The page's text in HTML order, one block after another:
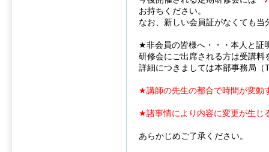
お持ちください。
なお、新しい会員証がなくても当
★非会員の皆様へ・・・本人と証
研修会にご出席される方は受講
詳細につきましては本部事務局
★講師の先生の都合で時間が変動
★諸事情により内容に変更が生じ
あらかじめご了承ください。